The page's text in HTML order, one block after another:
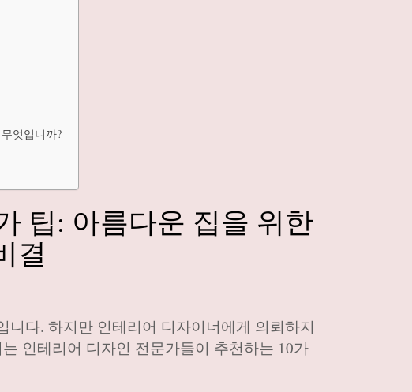
엇입니까?
팁: 아름다운 집을 위한
결
다. 하지만 인테리어 디자이너에게 의뢰하지
인테리어 디자인 전문가들이 추천하는 10가